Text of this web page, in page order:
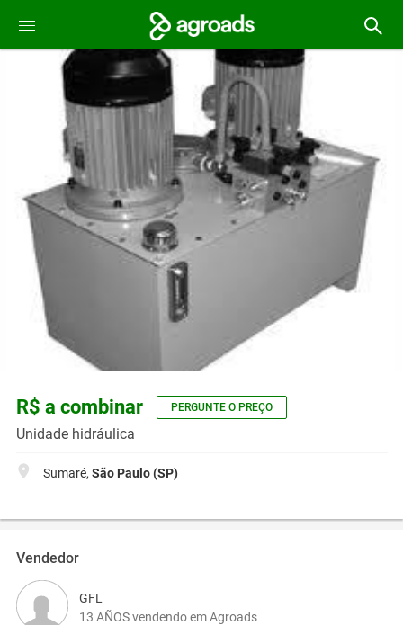
R$ a combinar PERGUNTE O PREÇO
Unidade hidráulica
Sumaré, São Paulo (SP)
Vendedor
GFL
13 AÑOS vendendo em Agroads